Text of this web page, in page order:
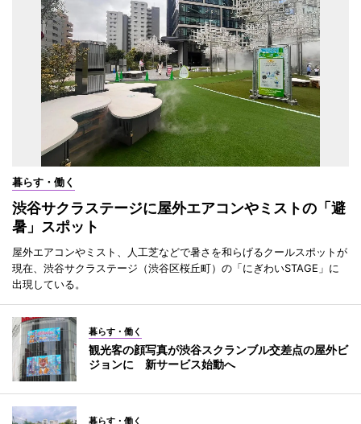
暮らす・働く
渋谷サクラステージに屋外エアコンやミストの「避
暑」スポット
屋外エアコンやミスト、人工芝などで暑さを和らげるクールスポットが
現在、渋谷サクラステージ（渋谷区桜丘町）の「にぎわいSTAGE」に
出現している。
暮らす・働く
観光客の顔写真が渋谷スクランブル交差点の屋外ビ
ジョンに 新サービス始動へ
暮らす・働く